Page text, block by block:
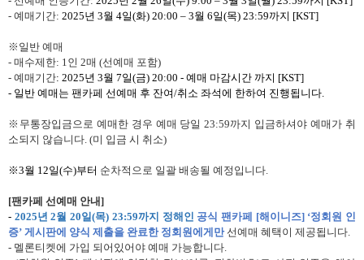
- 예매기간: 2025년 3월 4일(화) 20:00 – 3월 6일(목) 23:59까지 [KST]
※일반 예매
- 매수제한: 1인 2매 (선예매 포함)
- 예매기간: 2025년 3월 7일(금) 20:00 - 예매 마감시간 까지 [KST]
- 일반 예매는 팬카페 선예매 후 잔여/취소 좌석에 한하여 진행됩니다.
※무통장입금으로 예매한 경우 예매 당일 23:59까지 입금하셔야 예매가 취
소되지 않습니다. (미 입금 시 취소)
※3월 12일(수)부터 순차적으로 일괄 배송될 예정입니다.
[팬카페 선예매 안내]
- 2025년 2월 20일(목) 23:59까지 정해인 공식 팬카페 [해이니즈] ‘정회원 인
증’ 게시판에 양식 제출을 완료한 정회원에게만 선예매 혜택이 제공됩니다.
- 멜론티켓에 가입 되어있어야 예매 가능합니다.